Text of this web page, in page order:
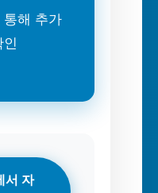
통해 추가
서 자